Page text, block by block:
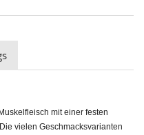
mit einer festen
vielen Geschmacksvarianten